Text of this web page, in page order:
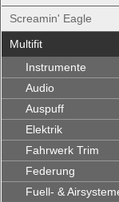
Screamin' Eagle
Multifit
Instrumente
Audio
Auspuff
Elektrik
Fahrwerk Trim
Federung
Fuell- &